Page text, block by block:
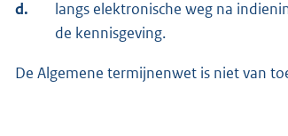
d.
langs elektronische weg na
de kennisgeving.
De Algemene termijnenwet is niet van